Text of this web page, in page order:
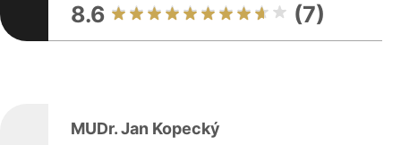
8.6 (7)
MUDr. Jan Kopecký